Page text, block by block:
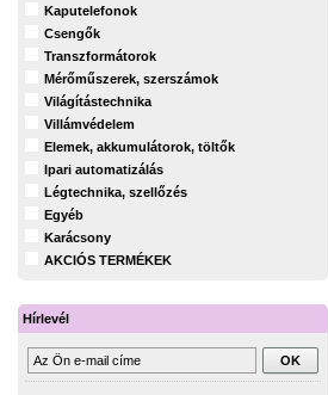
Kaputelefonok
Csengők
Transzformátorok
Mérőműszerek, szerszámok
Világítástechnika
Villámvédelem
Elemek, akkumulátorok, töltők
Ipari automatizálás
Légtechnika, szellőzés
Egyéb
Karácsony
AKCIÓS TERMÉKEK
Hírlevél